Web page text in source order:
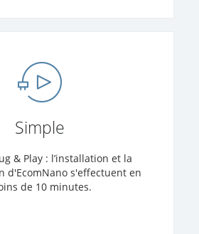
Simple
& Play : l’installation et la
d'EcomNano s'effectuent en
de 10 minutes.